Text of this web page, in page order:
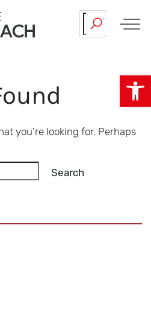
you’re looking for. Perhaps
Search